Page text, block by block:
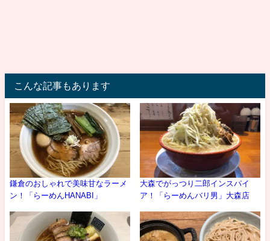
こんな記事もあります
鎌倉のおしゃれで美味甘なラーメ
ン！「らーめんHANABI」
大森でがっつり二郎インスパイ
ア！「らーめんバリ男」大森店